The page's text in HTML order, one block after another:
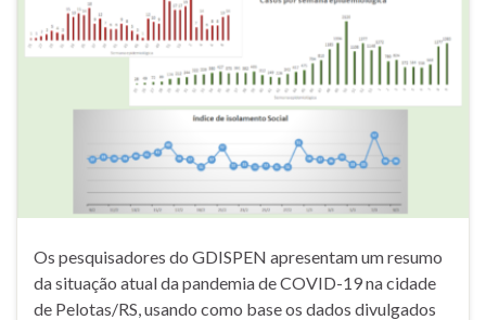
Os pesquisadores do GDISPEN apresentam um resumo
da situação atual da pandemia de COVID-19 na cidade
de Pelotas/RS, usando como base os dados divulgados